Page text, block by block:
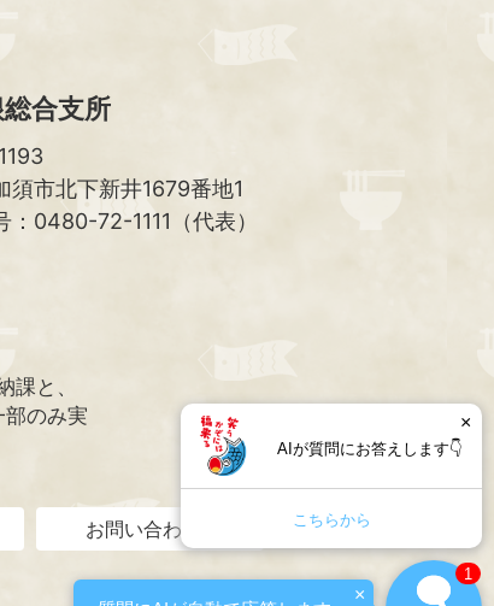
合支所
須市北下新井1679番地1
：0480-72-1111（代表）
課と、
のみ実
お問い合わせ
AIが質問にお答えします👇
こちらから
×
×
1